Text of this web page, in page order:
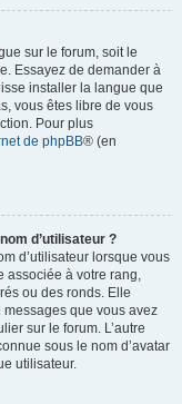
sur le forum, soit le
Essayez de demander à
installer la langue que
vous êtes libre de vous
Pour plus
de phpBB® (en
d’utilisateur ?
d’utilisateur lorsque vous
associée à votre rang,
ou des ronds. Elle
que vous avez
sur le forum. L’autre
sous le nom d’avatar
utilisateur.